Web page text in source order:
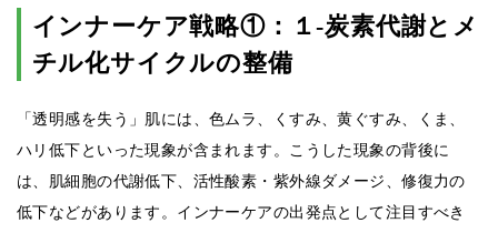
インナーケア戦略①：１-炭素代謝とメ
チル化サイクルの整備
「透明感を失う」肌には、色ムラ、くすみ、黄ぐすみ、くま、
ハリ低下といった現象が含まれます。こうした現象の背後に
は、肌細胞の代謝低下、活性酸素・紫外線ダメージ、修復力の
低下などがあります。インナーケアの出発点として注目すべき